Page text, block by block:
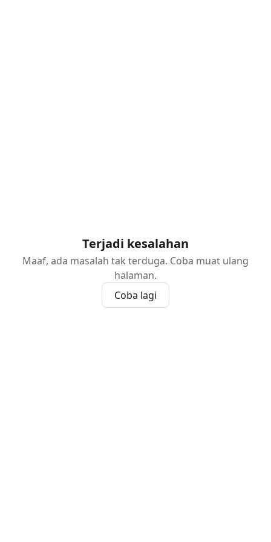
Terjadi kesalahan
Maaf, ada masalah tak terduga. Coba muat ulang
halaman.
Coba lagi